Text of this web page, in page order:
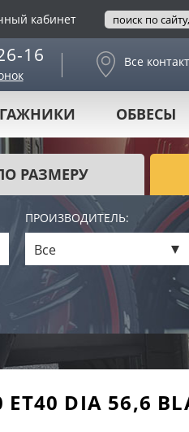
кабинет
16 Все
ОБВЕСЫ
РАЗМЕРУ
ПРОИЗВОДИТЕЛЬ:
Все
ET40 DIA 56,6